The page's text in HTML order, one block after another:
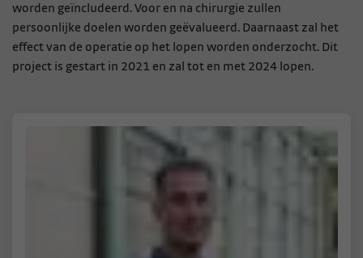
worden geïncludeerd. Voor en na chirurgie zullen
persoonlijke doelen worden geëvalueerd. Daarnaast zal het
effect van de operatie op het lopen worden onderzocht. Dit
project is gestart in 2021 en zal tot en met 2024 lopen.